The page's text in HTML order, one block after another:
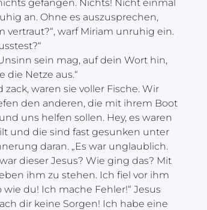
gefangen. Nichts! Nicht einmal
an. Ohne es auszusprechen,
vertraut?“, warf Miriam unruhig ein.
sein mag, auf dein Wort hin,
die Netze aus.“
waren sie voller Fische. Wir
den anderen, die mit ihrem Boot
uns helfen sollen. Hey, es waren
und die sind fast gesunken unter
daran. „Es war unglaublich.
dieser Jesus? Wie ging das? Mit
ihm zu stehen. Ich fiel vor ihm
du! Ich mache Fehler!“ Jesus
dir keine Sorgen! Ich habe eine